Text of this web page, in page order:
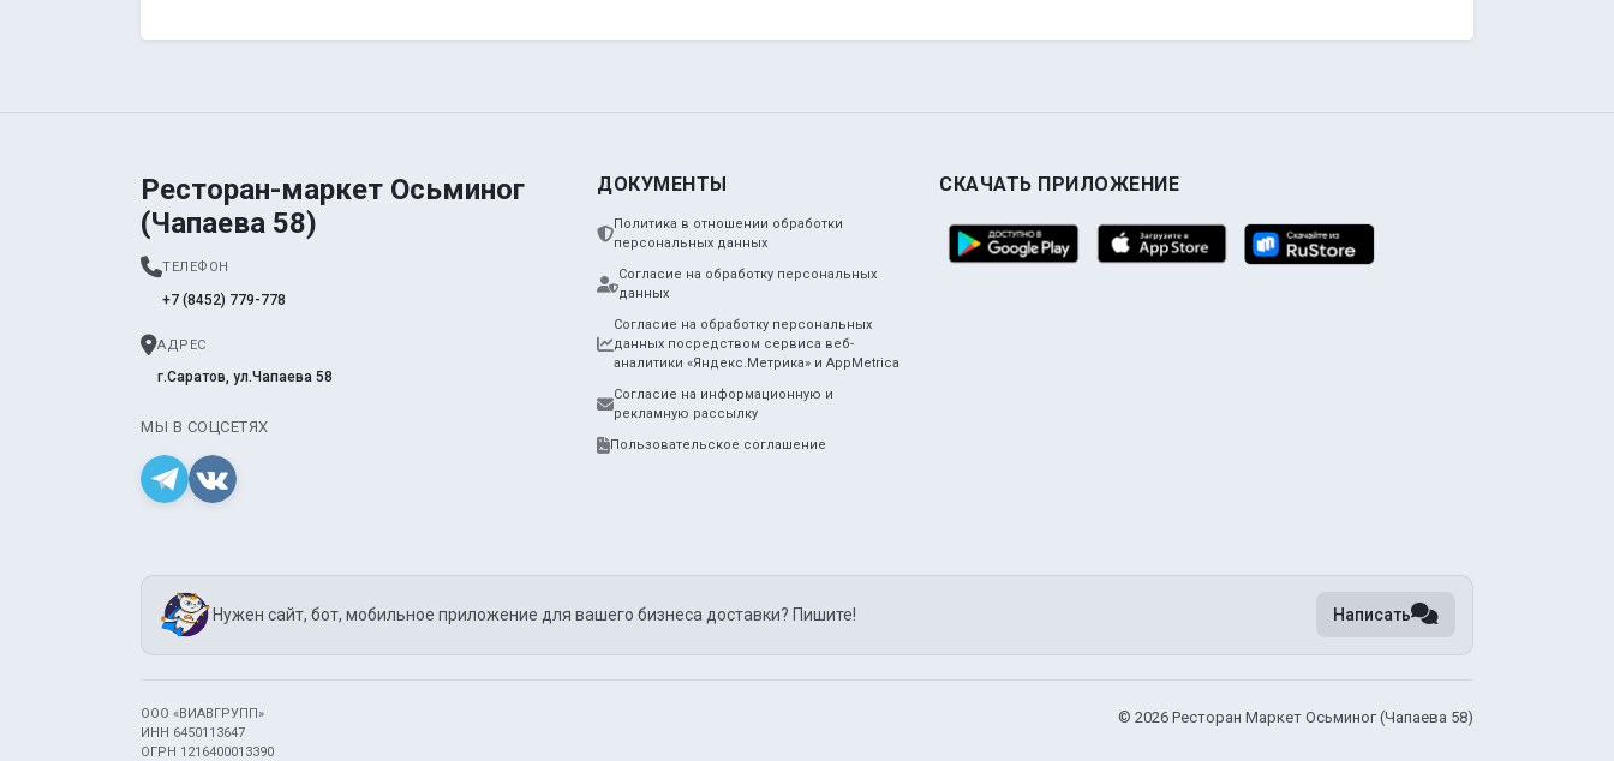
Ресторан-маркет Осьминог
(Чапаева 58)
ТЕЛЕФОН
+7 (8452) 779-778
АДРЕС
г.Саратов, ул.Чапаева 58
МЫ В СОЦСЕТЯХ
ДОКУМЕНТЫ
Политика в отношении обработки
персональных данных
Согласие на обработку персональных
данных
Согласие на обработку персональных
данных посредством сервиса веб-
аналитики «Яндекс.Метрика» и AppMetrica
Согласие на информационную и
рекламную рассылку
Пользовательское соглашение
СКАЧАТЬ ПРИЛОЖЕНИЕ
Нужен сайт, бот, мобильное приложение для вашего бизнеса доставки? Пишите! Написать
ООО «ВИАВГРУПП»
ИНН 6450113647
ОГРН 1216400013390
© 2026 Ресторан Маркет Осьминог (Чапаева 58)